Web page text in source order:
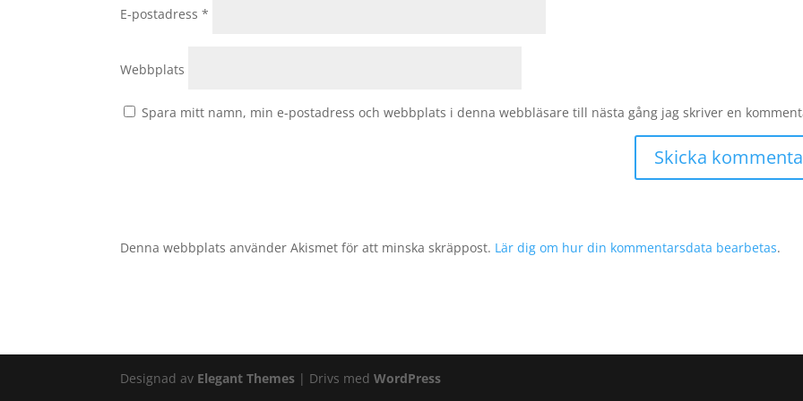
E-postadress*
Webbplats
Spara mitt namn, min e-postadress och webbplats i denna webbläsare till nästa gång jag skriver en
Denna webbplats använder Akismet för att minska skräppost. Lär dig om hur din kommentarsdata bearbetas.
Designad av Elegant Themes | Drivs medWordPress